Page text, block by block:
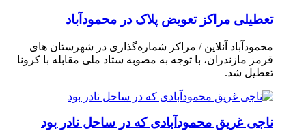
تعطیلی مراکز تعویض پلاک در محمودآباد
محمودآباد آنلاین / مراکز شماره‌گذاری در شهر‌ستان های
قرمز مازندران، با توجه به مصوبه ستاد ملی مقابله با کرونا
تعطیل شد.
ناجی غریق محمودآبادی که در ساحل نادر بود